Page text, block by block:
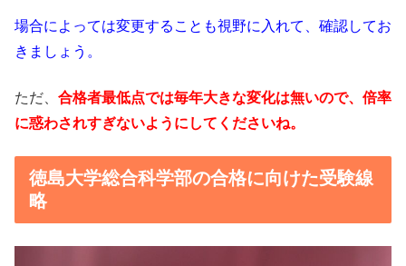
場合によっては変更することも視野に入れて、確認してお
きましょう。
ただ、 合格者最低点では毎年大きな変化は無いので、倍率
に惑わされすぎないようにしてくださいね。
徳島大学総合科学部の合格に向けた受験線
略